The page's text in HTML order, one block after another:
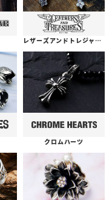
レザーズアンドトレジャーズ
クロムハーツ